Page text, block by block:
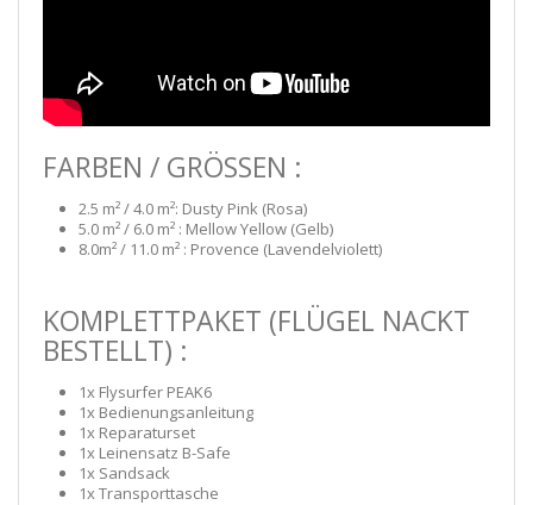
FARBEN / GRÖSSEN :
2.5 m² / 4.0 m²: Dusty Pink (Rosa)
5.0 m² / 6.0 m² : Mellow Yellow (Gelb)
8.0m² / 11.0 m² : Provence (Lavendelviolett)
KOMPLETTPAKET (FLÜGEL NACKT
BESTELLT) :
1x Flysurfer PEAK6
1x Bedienungsanleitung
1x Reparaturset
1x Leinensatz B-Safe
1x Sandsack
1x Transporttasche